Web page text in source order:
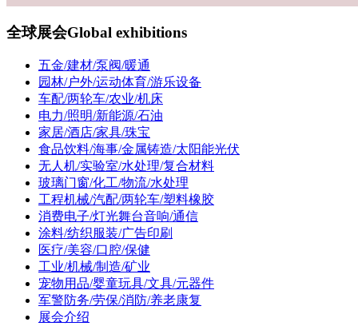
全球展会Global exhibitions
五金/建材/泵阀/暖通
园林/户外/运动体育/游乐设备
车配/两轮车/农业/机床
电力/照明/新能源/石油
家居/酒店/家具/珠宝
食品饮料/海事/金属铸造/太阳能光伏
无人机/实验室/水处理/复合材料
玻璃门窗/化工/物流/水处理
工程机械/汽配/两轮车/塑料橡胶
消费电子/灯光舞台音响/通信
涂料/纺织服装/广告印刷
医疗/美容/口腔/保健
工业/机械/制造/矿业
宠物用品/婴童玩具/文具/元器件
军警防务/劳保/消防/养老康复
展会介绍